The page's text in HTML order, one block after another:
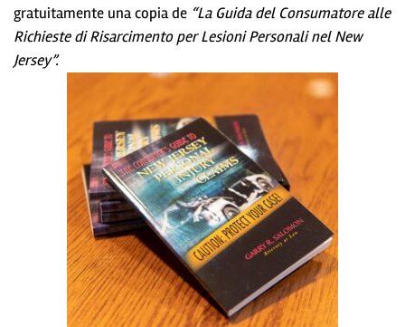
gratuitamente una copia de “La Guida del Consumatore alle
Richieste di Risarcimento per Lesioni Personali nel New
Jersey”.